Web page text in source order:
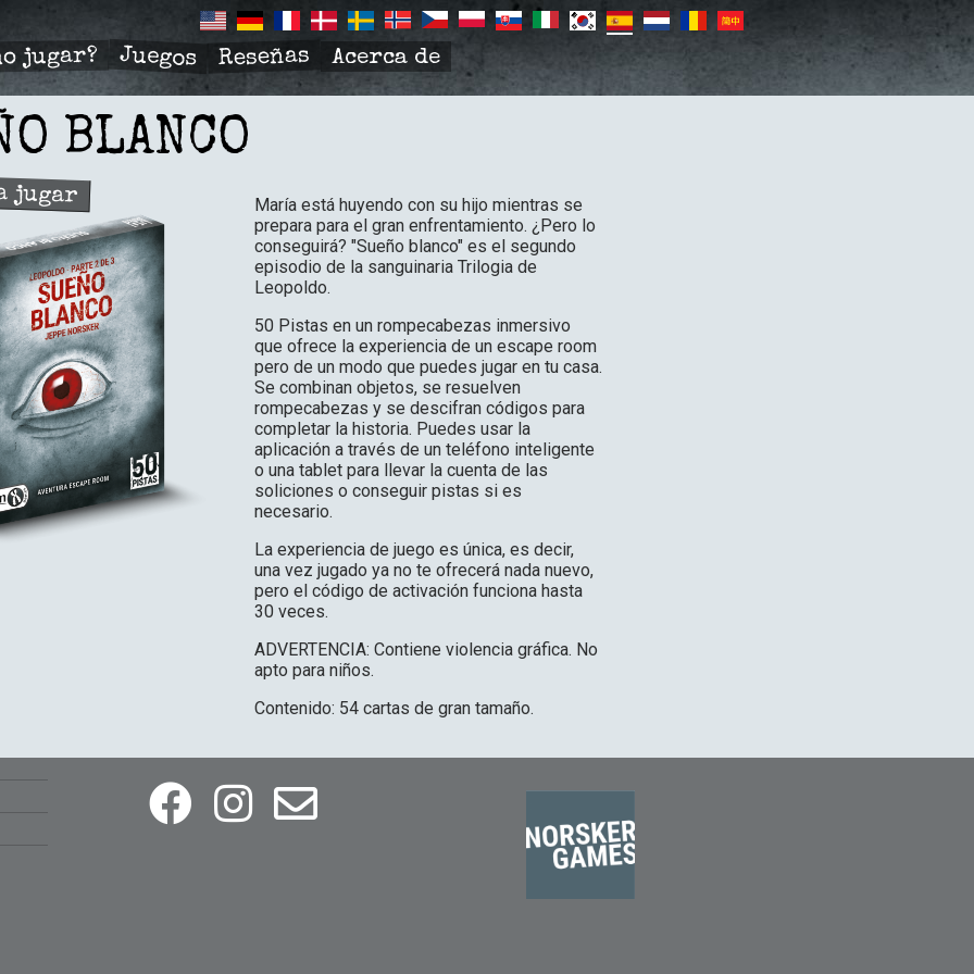
jugar? Juegos Reseñas Acerca de
BLANCO
jugar
María está huyendo con su hijo mientras se
prepara para el gran enfrentamiento. ¿Pero lo
conseguirá? "Sueño blanco" es el segundo
episodio de la sanguinaria Trilogia de
Leopoldo.
50 Pistas en un rompecabezas inmersivo
que ofrece la experiencia de un escape room
pero de un modo que puedes jugar en tu casa.
Se combinan objetos, se resuelven
rompecabezas y se descifran códigos para
completar la historia. Puedes usar la
aplicación a través de un teléfono inteligente
o una tablet para llevar la cuenta de las
soliciones o conseguir pistas si es
necesario.
La experiencia de juego es única, es decir,
una vez jugado ya no te ofrecerá nada nuevo,
pero el código de activación funciona hasta
30 veces.
ADVERTENCIA: Contiene violencia gráfica. No
apto para niños.
Contenido: 54 cartas de gran tamaño.